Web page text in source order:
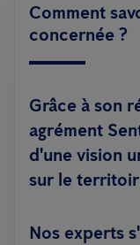
Comment
concernée ?
Grâce à son
agrément
d'une vision
sur le
Nos experts